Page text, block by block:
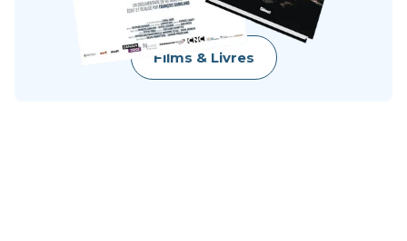
beauté brute.
Films & Livres